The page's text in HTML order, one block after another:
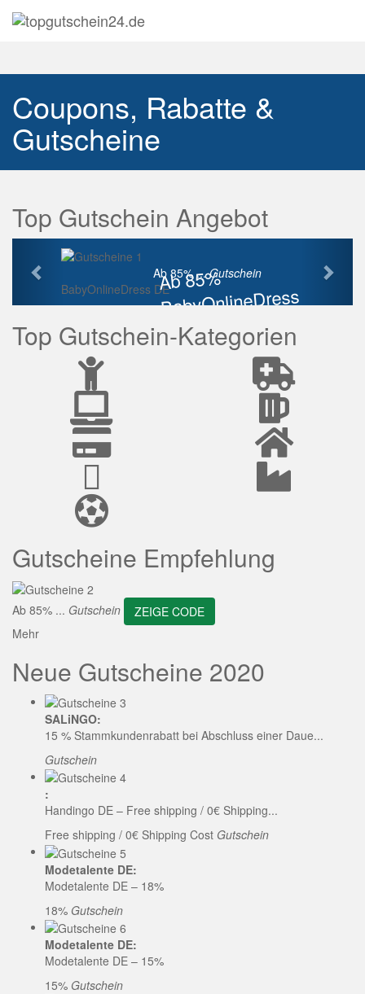
Coupons, Rabatte &
Gutscheine
Top Gutschein Angebot
Ab 85%
BabyOnlineDress
Rabatt
Ab 85% ...Gutschein
BabyOnlineDress DE
Vorherige
Top Gutschein-Kategorien
Gutscheine Empfehlung
Ab 85% ... Gutschein
ZEIGE CODE
Mehr
Neue Gutscheine 2020
SALiNGO:
15 % Stammkundenrabatt bei Abschluss einer Daue...
Gutschein
:
Handingo DE – Free shipping / 0€ Shipping...
Free shipping / 0€ Shipping Cost Gutschein
Modetalente DE:
Modetalente DE – 18%
18% Gutschein
Modetalente DE:
Modetalente DE – 15%
15% Gutschein